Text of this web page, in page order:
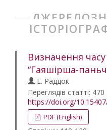
Визначення
“Гаяшірша-
Е. Раддок
Переглядів статті:
https://doi.org/
PDF (English)